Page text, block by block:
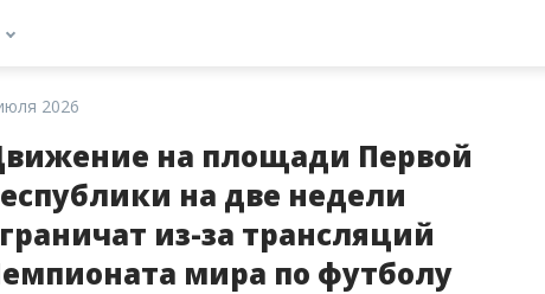
2026
на площади Первой
на две недели
из-за трансляций
мира по футболу